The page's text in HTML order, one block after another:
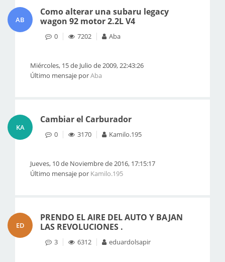
AB
Como alterar una subaru legacy
wagon 92 motor 2.2L V4
0 7202 Aba
Miércoles, 15 de Julio de 2009, 22:43:26
Último mensaje porAba
KA
Cambiar el Carburador
0 3170 Kamilo.195
Jueves, 10 de Noviembre de 2016, 17:15:17
Último mensaje por Kamilo.195
ED
PRENDO EL AIRE DEL AUTO Y BAJAN
LAS REVOLUCIONES .
3 6312 eduardolsapir